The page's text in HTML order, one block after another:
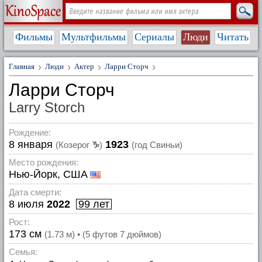
Фильмы Мультфильмы Сериалы Люди Читать
Главная Люди Актер Ларри Сторч
Ларри Сторч
Larry Storch
Рождение:
8 января (Козерог ♑) 1923 (год Свиньи)
Место рождения:
Нью-Йорк, США
Дата смерти:
8 июля 2022 99 лет
Рост:
173 см (1.73 м) • (5 футов 7 дюймов)
Семья: